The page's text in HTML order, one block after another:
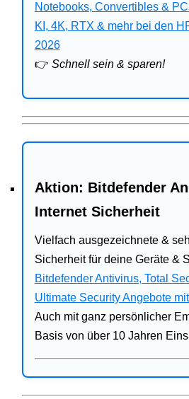
Bitdefender
Ratgeber
Notebooks, Convertibles &
KI, 4K, RTX & mehr bei den
2026
👉 Schnell sein & sparen!
Aktion: Bitdefender
Internet Sicherheit
Vielfach ausgezeichnete &
Sicherheit für deine Geräte &
Bitdefender Antivirus, Total
Ultimate Security Angebote
Auch mit ganz persönlicher
Basis von über 10 Jahren